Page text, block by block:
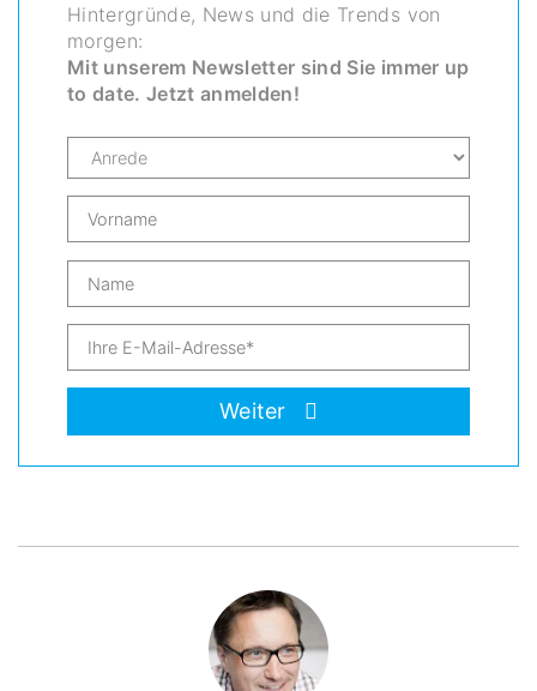
Hintergründe, News und die Trends von
morgen:
Mit unserem Newsletter sind Sie immer up
to date. Jetzt anmelden!
Weiter